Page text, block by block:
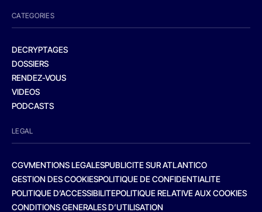
CATEGORIES
DECRYPTAGES
DOSSIERS
RENDEZ-VOUS
VIDEOS
PODCASTS
LEGAL
CGVMENTIONS LEGALESPUBLICITE SUR ATLANTICO
GESTION DES COOKIESPOLITIQUE DE CONFIDENTIALITE
POLITIQUE D’ACCESSIBILITEPOLITIQUE RELATIVE AUX COOKIES
CONDITIONS GENERALES D’UTILISATION